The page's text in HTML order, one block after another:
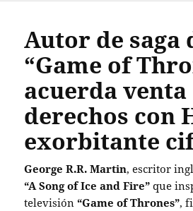
Autor de saga
“Game of
acuerda venta
derechos con
exorbitante
George R.R. Martin, escritor
“A Song of Ice and Fire” que
televisión“Game of Thrones”,